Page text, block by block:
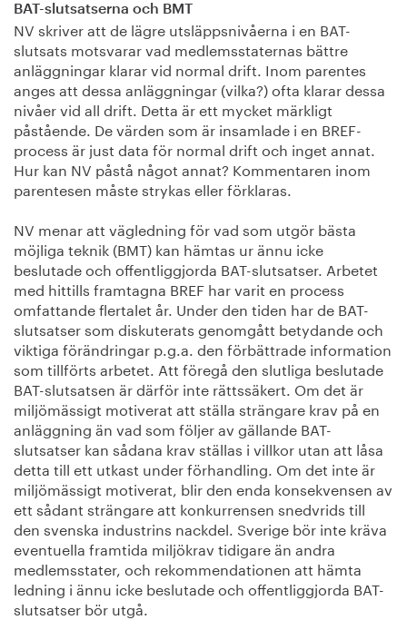
BAT-slutsatserna och BMT
NV skriver att de lägre utsläppsnivåerna i en BAT-
slutsats motsvarar vad medlemsstaternas bättre
anläggningar klarar vid normal drift. Inom parentes
anges att dessa anläggningar (vilka?) ofta klarar dessa
nivåer vid all drift. Detta är ett mycket märkligt
påstående. De värden som är insamlade i en BREF-
process är just data för normal drift och inget annat.
Hur kan NV påstå något annat? Kommentaren inom
parentesen måste strykas eller förklaras.
NV menar att vägledning för vad som utgör bästa
möjliga teknik (BMT) kan hämtas ur ännu icke
beslutade och offentliggjorda BAT-slutsatser. Arbetet
med hittills framtagna BREF har varit en process
omfattande flertalet år. Under den tiden har de BAT-
slutsatser som diskuterats genomgått betydande och
viktiga förändringar p.g.a. den förbättrade information
som tillförts arbetet. Att föregå den slutliga beslutade
BAT-slutsatsen är därför inte rättssäkert. Om det är
miljömässigt motiverat att ställa strängare krav på en
anläggning än vad som följer av gällande BAT-
slutsatser kan sådana krav ställas i villkor utan att låsa
detta till ett utkast under förhandling. Om det inte är
miljömässigt motiverat, blir den enda konsekvensen av
ett sådant strängare att konkurrensen snedvrids till
den svenska industrins nackdel. Sverige bör inte kräva
eventuella framtida miljökrav tidigare än andra
medlemsstater, och rekommendationen att hämta
ledning i ännu icke beslutade och offentliggjorda BAT-
slutsatser bör utgå.